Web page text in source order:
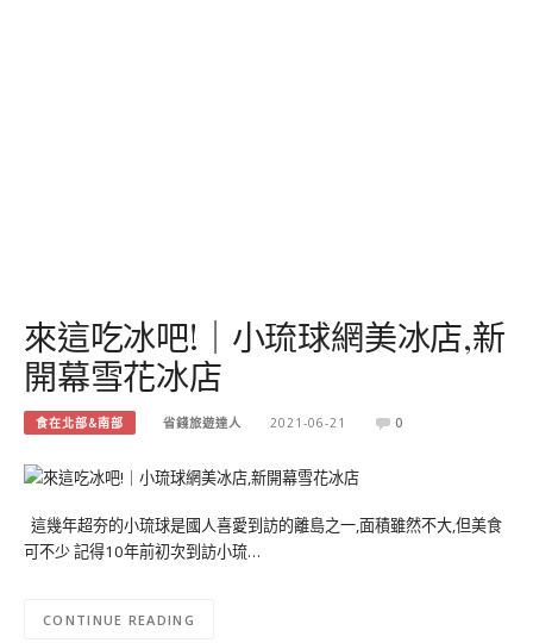
來這吃冰吧!｜小琉球網美冰店,新
開幕雪花冰店
食在北部&南部 省錢旅遊達人 2021-06-21 0
這幾年超夯的小琉球是國人喜愛到訪的離島之一,面積雖然不大,但美食
可不少 記得10年前初次到訪小琉…
CONTINUE READING